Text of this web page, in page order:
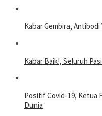
Kabar Gembira,
Kabar Baik!, Seluruh
Positif Covid-19, Ketua
Dunia